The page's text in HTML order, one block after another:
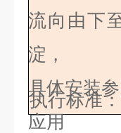
执行标准：
流向由下
淀，
具体安装
应用